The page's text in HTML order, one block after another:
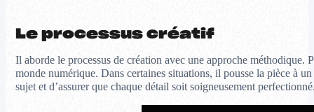
Le processus créatif
Il aborde le processus de création avec une approche
monde numérique. Dans certaines situations, il pousse la pièce à
sujet et d’assurer que chaque détail soit soigneusement